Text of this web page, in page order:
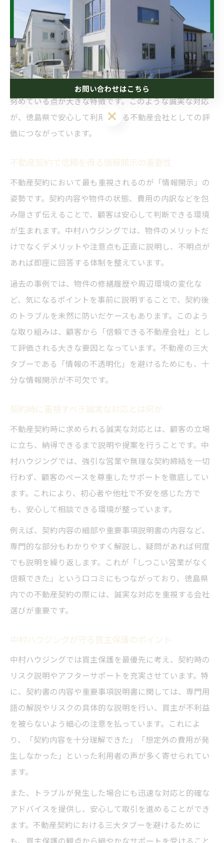
す。
また、中村ハウジングでは、契約に関する疑問や不安点
を納得いくまで説明し、顧客一人ひとりの状況や要望に
合わせた提案を行います。不動産売買や賃貸の際、契約
内容や手数料についても明確に提示し、トラブル防止に
努めている点が大きな特徴です。このような誠実な対応
が、徳島県で安心して利用できる不動産会社としての評
価につながっています。
不動産契約で信頼を得る情報開示の重要性
不動産契約において最も重視されるのが「情報開示」の
姿勢です。契約内容や物件の状態、費用の内訳などを包
み隠さず伝えることで、顧客は安心して判断できる環境
が生まれます。中村ハウジングでは、物件のメリットだ
けでなくデメリットや注意点も正直に説明し、不明点が
あれば即座に回答する体制を整えています。
過去の事例では、物件の修繕履歴や周辺環境の変化な
ど、気になるポイントを事前に説明することで、契約後
のトラブルを未然に防いだケースもあります。このよう
な取り組みは、顧客から「信頼できる不動産会社」とし
て評価される大きな要因となっています。不動産の三大
タブーである「情報の不透明化」を避けるためにも、十
分な情報開示が不可欠です。
契約時に重視すべき誠実な対応とは何か
不動産契約時に求められる誠実な対応とは、顧客の立場
に立ち、納得できるまで説明や提案を行うことです。中
村ハウジングでは、強引な営業や無理な契約締結を一切
行わず、顧客のペースを尊重したサポートを徹底してい
ます。これにより、初心者や他社で不安を感じた方で
も、安心して相談できる環境が整っています。
例えば、契約内容の細部や重要事項説明書の内容など、
専門的な部分もわかりやすく解説し、疑問があれば何度
でも説明を繰り返します。これが「しつこい営業がなく
信頼できた」という口コミにもつながっており、徳島県
内での不動産契約の際には、誠実な対応を重視する会社
選びが重要です。
中村ハウジングが守る買主保護のポイント
中村ハウジングでは買主保護を最優先に考え、契約時の
リスク説明やアフターサポートを充実させています。特
に、契約書の内容や重要事項説明書に関しては、専門用
語の解説やリスクの具体的な説明を行い、買主が不利益
を被らないよう細心の注意を払っています。これによ
り、「契約内容を十分理解できた」「想定外の費用が発
生しなかった」といった利用者の声が多く寄せられてい
ます。
また、トラブルが発生した場合にも迅速な対応と的確な
アドバイスを提供し、安心して取引を進めることができ
ます。不動産契約における三大タブーを避けるために
も、買主保護の観点から細やかなサポートを受けること
お問い合わせはこちら